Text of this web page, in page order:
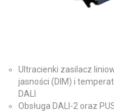
Ultracienki zasilacz
jasności (DIM) i
DALI
Obsługa DALI-2 oraz